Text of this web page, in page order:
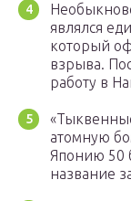
являлся
который
взрыва.
работу в
атомную
Японию 50
название